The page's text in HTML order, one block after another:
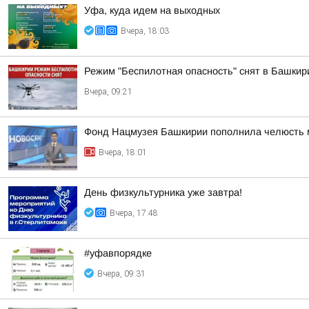
Уфа, куда идем на выходных
Вчера, 18:03
Режим "Беспилотная опасность" снят в
Вчера, 09:21
Фонд Нацмузея Башкирии пополнила челюсть
Вчера, 18:01
День физкультурника уже завтра!
Вчера, 17:48
#уфавпорядке
Вчера, 09:31